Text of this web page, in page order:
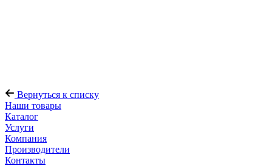
Вернуться к списку
Наши товары
Каталог
Услуги
Компания
Производители
Контакты